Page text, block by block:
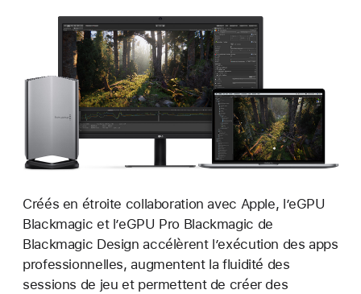
Créés en étroite collaboration avec Apple, l’eGPU
Blackmagic et l’eGPU Pro Blackmagic de
Blackmagic Design accélèrent l’exécution des apps
professionnelles, augmentent la fluidité des
sessions de jeu et permettent de créer des